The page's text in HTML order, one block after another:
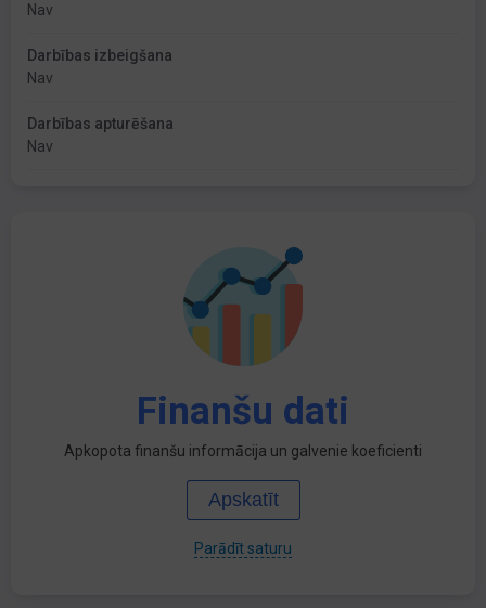
Nav
Darbības izbeigšana
Nav
Darbības apturēšana
Nav
Finanšu dati
Apkopota finanšu informācija un galvenie koeficienti
Apskatīt
Parādīt saturu